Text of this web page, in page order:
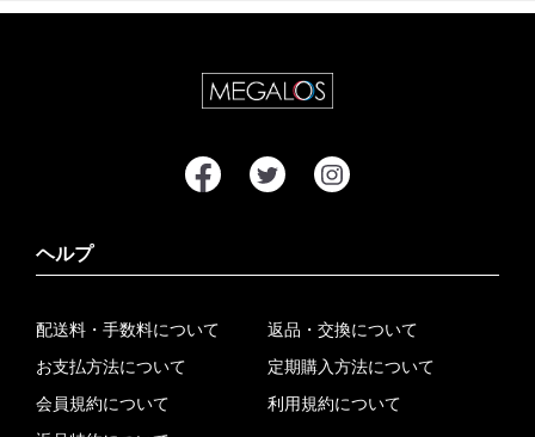
ヘルプ
配送料・手数料について
お支払方法について
会員規約について
返品・交換について
定期購入方法について
利用規約について